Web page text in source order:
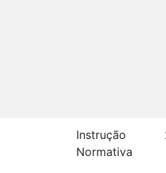
Instrução
Normativa